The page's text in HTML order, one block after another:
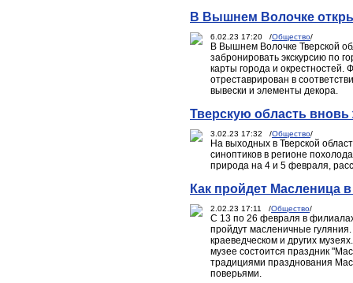
В Вышнем Волочке
6.02.23 17:20 /Общество/
В Вышнем Волочке Тверской
забронировать экскурсию по
карты города и окрестностей.
отреставрирован в
вывески и элементы декора.
Тверскую область
3.02.23 17:32 /Общество/
На выходных в Тверской
синоптиков в регионе
природа на 4 и 5 февраля,
Как пройдет Масленица
2.02.23 17:11 /Общество/
С 13 по 26 февраля в филиалах
пройдут масленичные
краеведческом и других
музее состоится праздник
традициями празднования
поверьями.